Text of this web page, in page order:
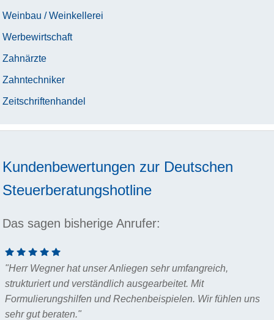
Weinbau / Weinkellerei
Werbewirtschaft
Zahnärzte
Zahntechniker
Zeitschriftenhandel
Kundenbewertungen zur Deutschen
Steuerberatungshotline
Das sagen bisherige Anrufer:
"Herr Wegner hat unser Anliegen sehr umfangreich,
strukturiert und verständlich ausgearbeitet. Mit
Formulierungshilfen und Rechenbeispielen. Wir fühlen uns
sehr gut beraten."